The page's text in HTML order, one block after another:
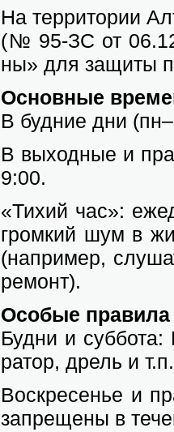
На тер­ри­то­рии
(№ 95-ЗС от
ны» для за­щи­ты
Ос­нов­ные
В буд­ние дни
В вы­ход­ные и
9:00.
«Ти­хий час»:
гром­кий шум в
(на­при­мер,
ре­монт).
Осо­бые
Буд­ни и
ра­тор, дрель и
Вос­кре­се­нье и
за­пре­ще­ны в